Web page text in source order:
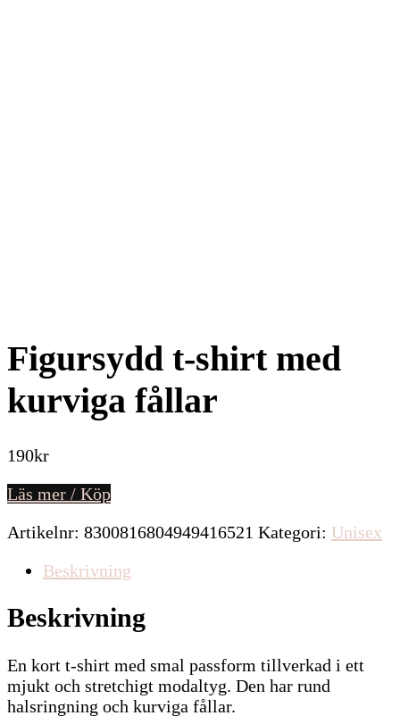
Figursydd t-shirt med
kurviga fållar
190kr
Läs mer / Köp
Artikelnr: 8300816804949416521 Kategori: Unisex
Beskrivning
Beskrivning
En kort t-shirt med smal passform tillverkad i ett
mjukt och stretchigt modaltyg. Den har rund
halsringning och kurviga fållar.